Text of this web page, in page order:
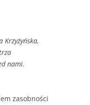
Krzyżyńska,
nami.
zasobności